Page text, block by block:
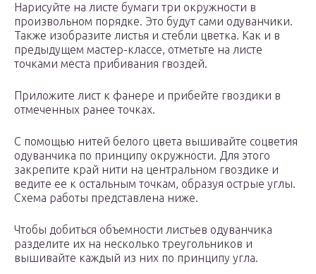
Нарисуйте на листе бумаги три окружности в
произвольном порядке. Это будут сами одуванчики.
Также изобразите листья и стебли цветка. Как и в
предыдущем мастер-классе, отметьте на листе
точками места прибивания гвоздей.
Приложите лист к фанере и прибейте гвоздики в
отмеченных ранее точках.
С помощью нитей белого цвета вышивайте соцветия
одуванчика по принципу окружности. Для этого
закрепите край нити на центральном гвоздике и
ведите ее к остальным точкам, образуя острые углы.
Схема работы представлена ниже.
Чтобы добиться объемности листьев одуванчика
разделите их на несколько треугольников и
вышивайте каждый из них по принципу угла.